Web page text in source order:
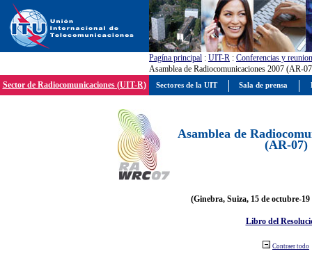
Pagína principal : UIT-R : Conferencias y
Asamblea de Radiocomunicaciones 2007 (AR-
Sector de Radiocomunicaciones (UIT-R)
Asamblea de
(AR-07)
(Ginebra, Suiza, 15 de octubre-19
Libro del
Contraer todo
Sectores de la UIT Sala de prensa